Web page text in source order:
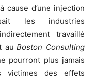
cause d’une injection
les industries
travaillé
auBoston Consulting
pourront plus jamais
victimes des effets